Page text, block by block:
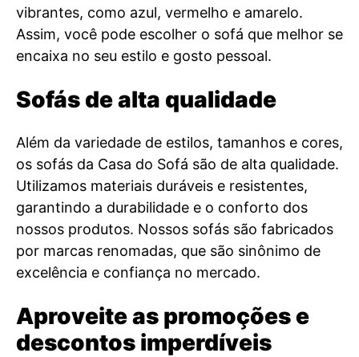
vibrantes, como azul, vermelho e amarelo.
Assim, você pode escolher o sofá que melhor se
encaixa no seu estilo e gosto pessoal.
Sofás de alta qualidade
Além da variedade de estilos, tamanhos e cores,
os sofás da Casa do Sofá são de alta qualidade.
Utilizamos materiais duráveis e resistentes,
garantindo a durabilidade e o conforto dos
nossos produtos. Nossos sofás são fabricados
por marcas renomadas, que são sinônimo de
excelência e confiança no mercado.
Aproveite as promoções e
descontos imperdíveis